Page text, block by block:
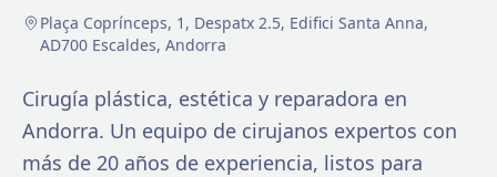
Plaça Coprínceps, 1, Despatx 2.5, Edifici Santa Anna,
AD700 Escaldes, Andorra
Cirugía plástica, estética y reparadora en
Andorra. Un equipo de cirujanos expertos con
más de 20 años de experiencia, listos para